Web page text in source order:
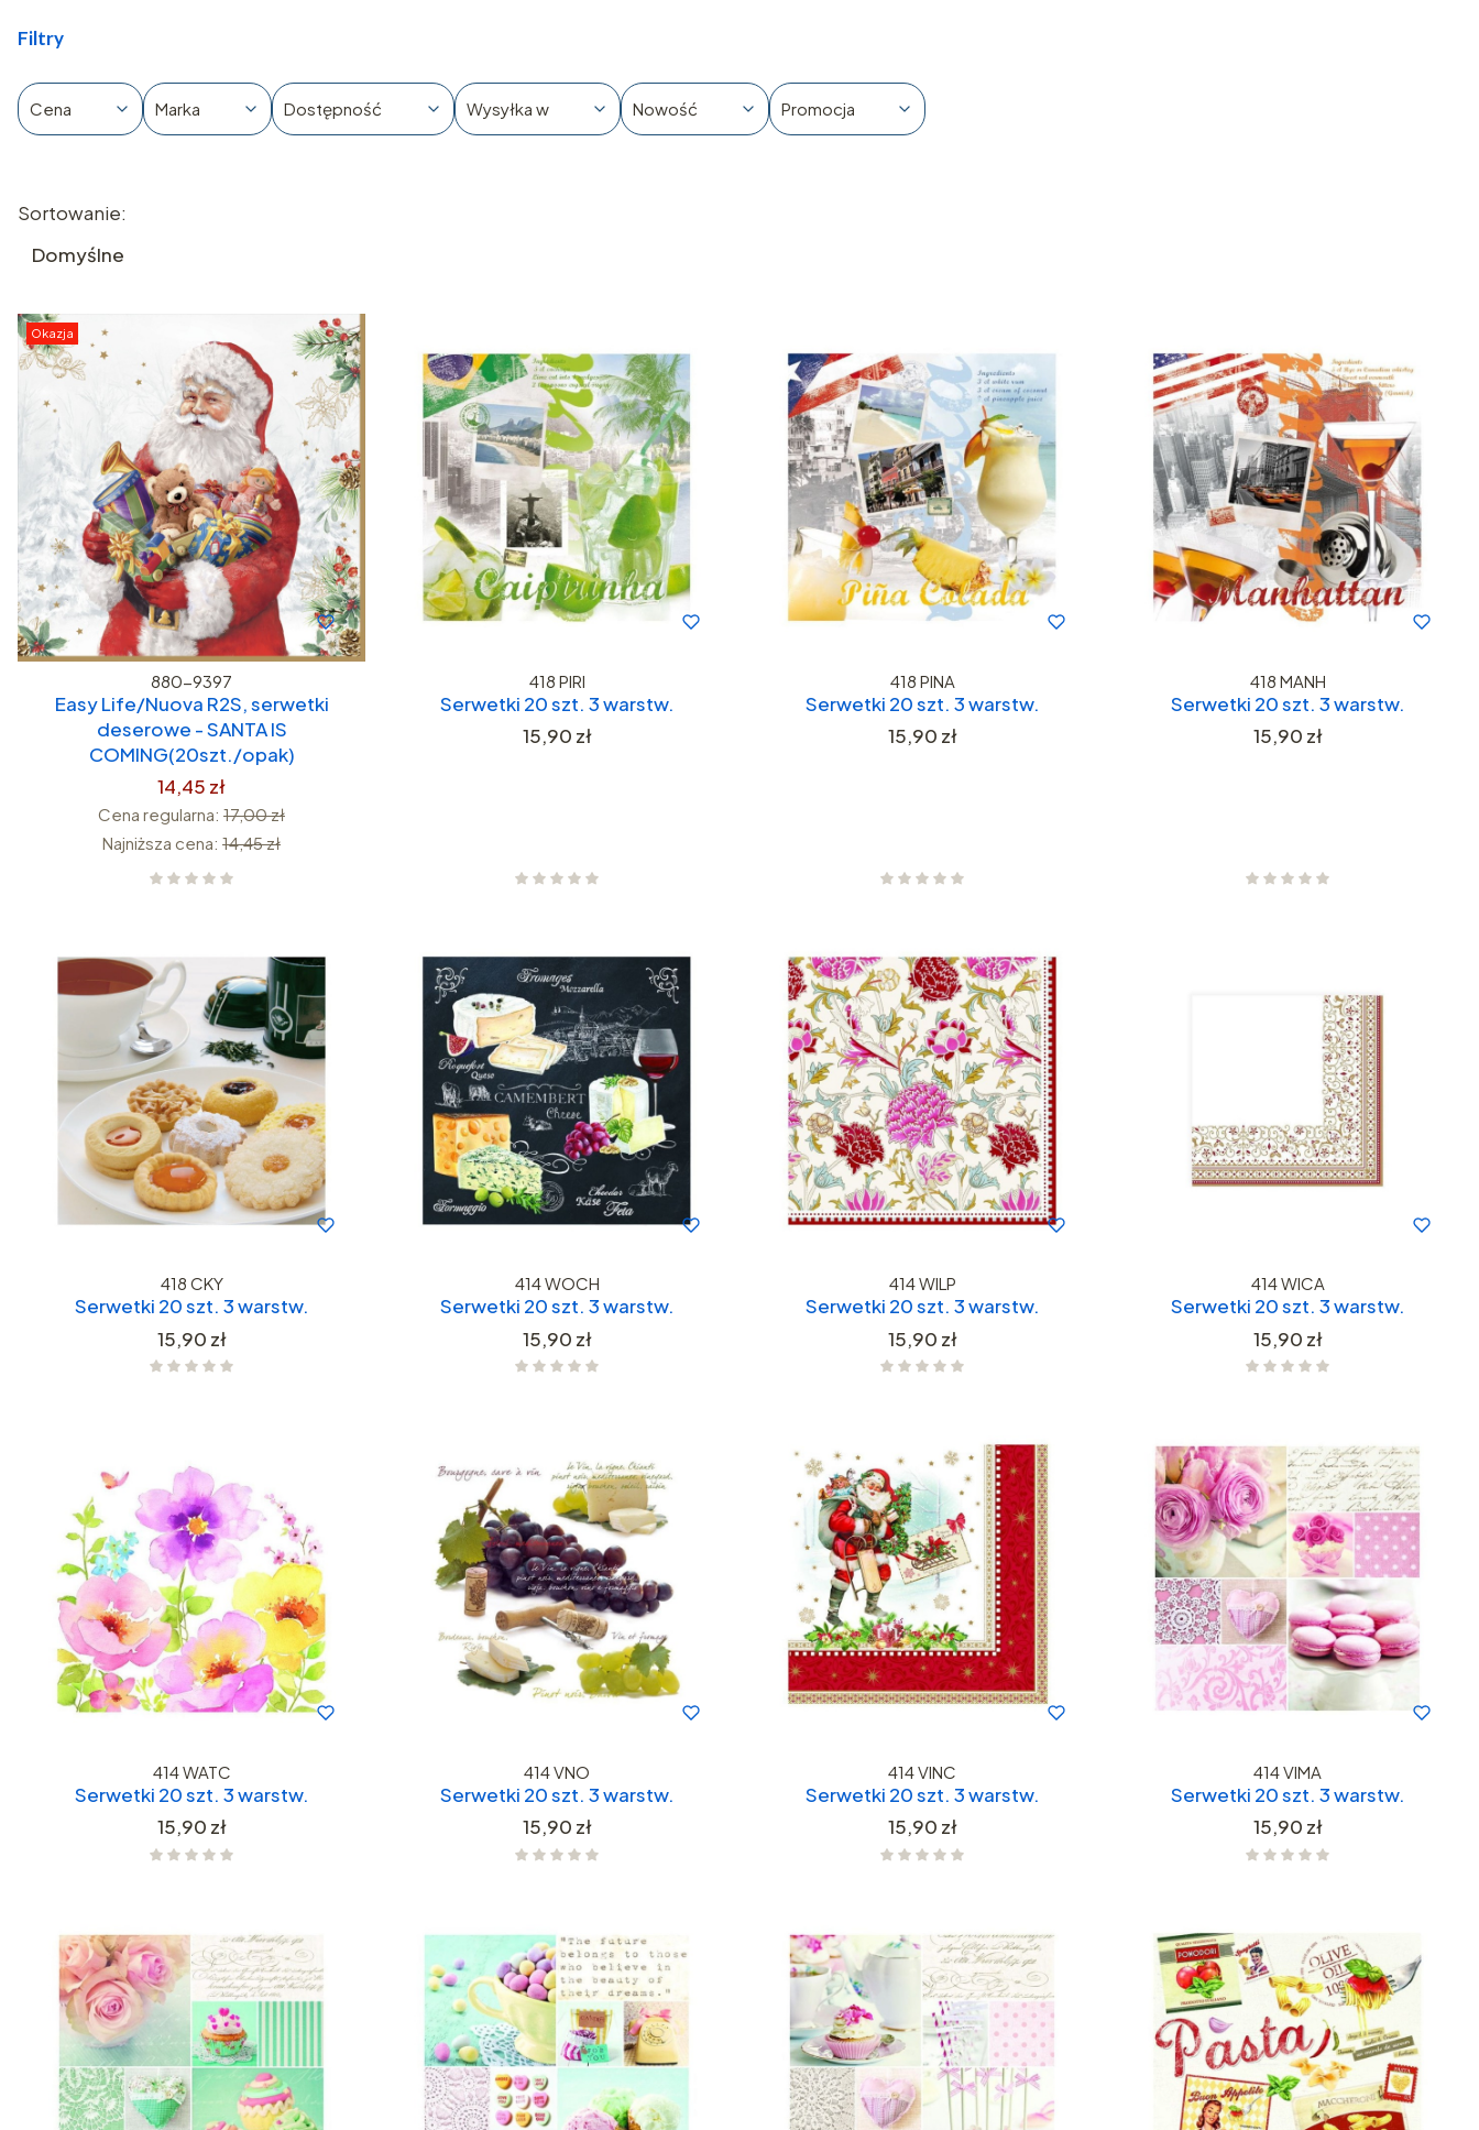
Filtry
Cena Marka Dostępność Wysyłka w Nowość Promocja
Lista produktów
Sortowanie:
Domyślne
Okazja
880-9397
Easy Life/Nuova R2S, serwetki
deserowe - SANTA IS
COMING(20szt./opak)
14,45 zł
Cena regularna: 17,00 zł
Najniższa cena: 14,45 zł
418 PIRI
Serwetki 20 szt. 3 warstw.
Cena
15,90 zł
418 PINA
Serwetki 20 szt. 3 warstw.
Cena
15,90 zł
418 MANH
Serwetki 20 szt. 3 warstw.
Cena
15,90 zł
418 CKY
Serwetki 20 szt. 3 warstw.
Cena
15,90 zł
414 WOCH
Serwetki 20 szt. 3 warstw.
Cena
15,90 zł
414 WILP
Serwetki 20 szt. 3 warstw.
Cena
15,90 zł
414 WICA
Serwetki 20 szt. 3 warstw.
Cena
15,90 zł
414 WATC
Serwetki 20 szt. 3 warstw.
Cena
15,90 zł
414 VNO
Serwetki 20 szt. 3 warstw.
Cena
15,90 zł
414 VINC
Serwetki 20 szt. 3 warstw.
Cena
15,90 zł
414 VIMA
Serwetki 20 szt. 3 warstw.
Cena
15,90 zł